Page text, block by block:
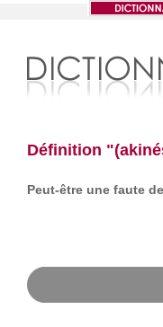
Définition
Peut-être une faute